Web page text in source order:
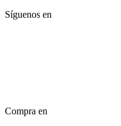
Síguenos en
Compra en